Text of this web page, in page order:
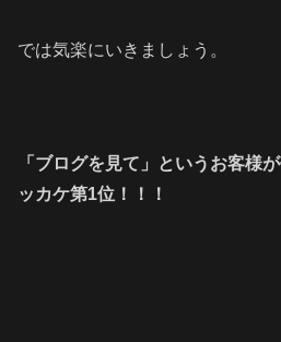
では気楽にいきましょう。
「ブログを見て」というお客様
ッカケ第1位！！！